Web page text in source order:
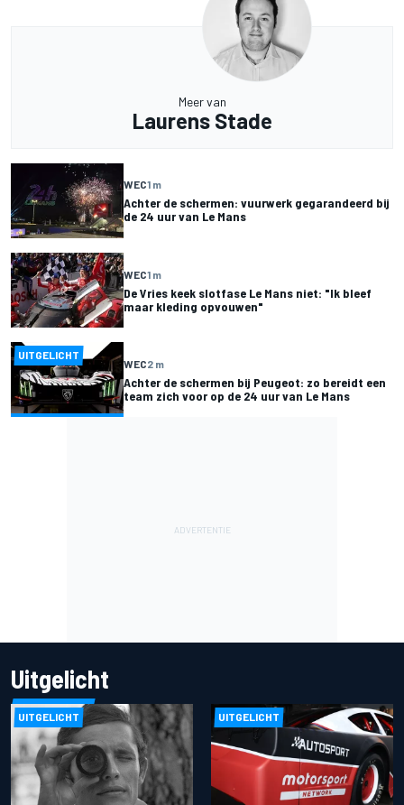
Meer van
Laurens Stade
WEC1 m
Achter de schermen: vuurwerk gegarandeerd bij
de 24 uur van Le Mans
WEC1 m
De Vries keek slotfase Le Mans niet: "Ik bleef
maar kleding opvouwen"
UITGELICHT
WEC2 m
Achter de schermen bij Peugeot: zo bereidt een
team zich voor op de 24 uur van Le Mans
Uitgelicht
UITGELICHT UITGELICHT